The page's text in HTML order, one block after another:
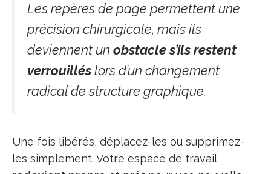
Les repères de page permettent une
précision chirurgicale, mais ils
deviennent un obstacle s’ils restent
verrouillés lors d’un changement
radical de structure graphique.
Une fois libérés, déplacez-les ou supprimez-
les simplement. Votre espace de travail